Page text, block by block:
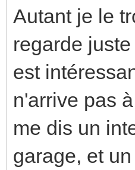
Autant je le
regarde
est
n'arrive pas
me dis un
garage, et